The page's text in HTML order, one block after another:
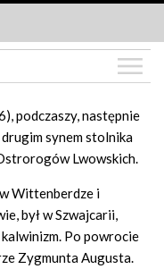
podczaszy, następnie
drugim synem stolnika
Lwowskich.
Wittenberdze i
był w Szwajcarii,
Po powrocie
Zygmunta Augusta.